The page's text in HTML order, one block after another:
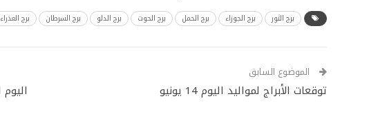
برج الثور برج الجوزاء برج الحمل برج الحوت برج الدلو برج السرطان برج العذراء
الموضوع السابق
توقعات الأبراج لمواليد اليوم 14 يونيو